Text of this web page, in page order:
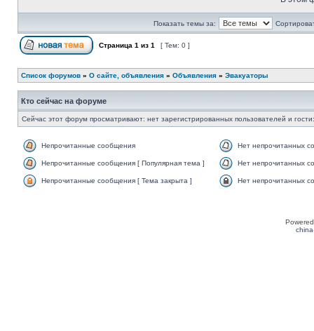
Показать темы за:
Страница 1 из 1 [ Тем: 0 ]
Список форумов » О сайте, объявления » Объявления » Эвакуаторы
Кто сейчас на форуме
Сейчас этот форум просматривают: нет зарегистрированных пользователей и
Непрочитанные сообщения Нет непрочитанных
Непрочитанные сообщения [ Популярная тема ] Нет непрочитанных
Непрочитанные сообщения [ Тема закрыта ] Нет непрочитанных